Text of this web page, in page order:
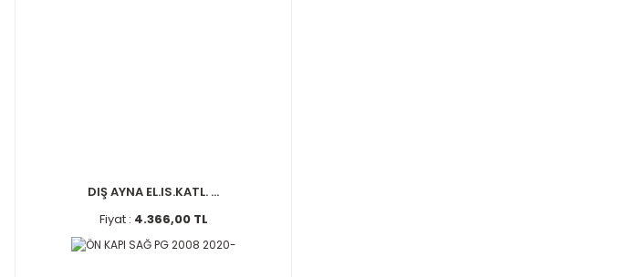
DIŞ AYNA EL.IS.KATL. ...
Fiyat : 4.366,00 TL